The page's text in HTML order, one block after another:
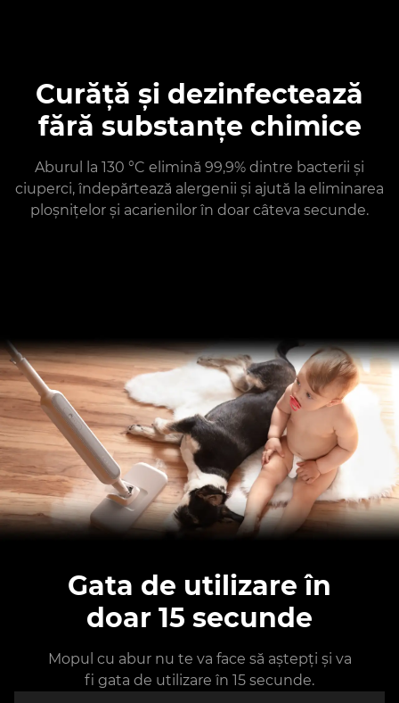
Curăță și dezinfectează
fără substanțe chimice
Aburul la 130 °C elimină 99,9% dintre bacterii și
ciuperci, îndepărtează alergenii și ajută la eliminarea
ploșnițelor și acarienilor în doar câteva secunde.
Gata de utilizare în
doar 15 secunde
Mopul cu abur nu te va face să aștepți și va
fi gata de utilizare în 15 secunde.